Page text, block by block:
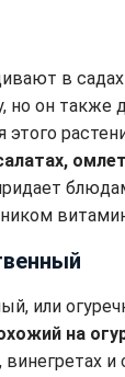
в
но он также
или
на
винегретах и